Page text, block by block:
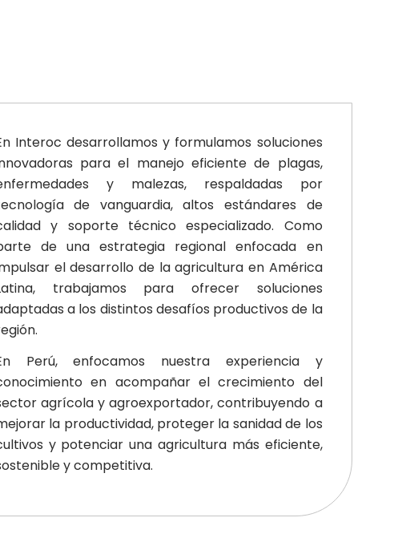
Interoc desarrollamos y formulamos soluciones
para el manejo eficiente de plagas,
y malezas, respaldadas por
de vanguardia, altos estándares de
y soporte técnico especializado. Como
de una estrategia regional enfocada en
el desarrollo de la agricultura en América
trabajamos para ofrecer soluciones
a los distintos desafíos productivos de la
Perú, enfocamos nuestra experiencia y
en acompañar el crecimiento del
agrícola y agroexportador, contribuyendo a
la productividad, proteger la sanidad de los
y potenciar una agricultura más eficiente,
y competitiva.